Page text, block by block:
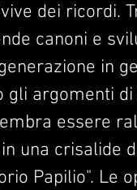
dei ricordi.
canoni e
in
gli argomenti
essere
una crisalide
Papilio". Le